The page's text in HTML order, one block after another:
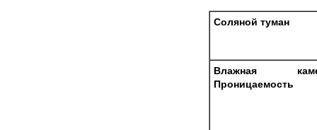
Соляной туман
Влажная
Проницаемость